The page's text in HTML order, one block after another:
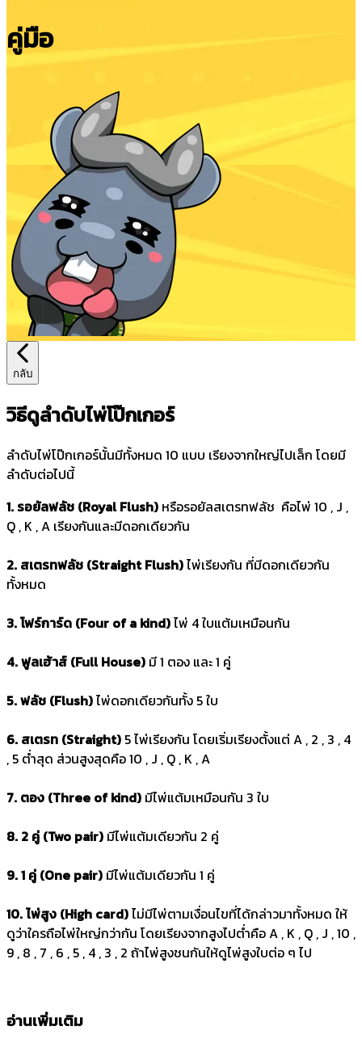
คู่มือ
กลับ
วิธีดูลำดับไพ่โป๊กเกอร์
ลำดับไพ่โป๊กเกอร์นั้นมีทั้งหมด 10 แบบ เรียงจากใหญ่ไปเล็ก โดยมี
ลำดับต่อไปนี้
1. รอยัลฟลัช (Royal Flush) หรือรอยัลสเตรทฟลัช คือไพ่ 10 , J ,
Q , K , A เรียงกันและมีดอกเดียวกัน
2. สเตรทฟลัช (Straight Flush)ไพ่เรียงกัน ที่มีดอกเดียวกัน
ทั้งหมด
3. โฟร์การ์ด (Four of a kind)ไพ่ 4 ใบแต้มเหมือนกัน
4. ฟูลเฮ้าส์ (Full House) มี 1 ตอง และ 1 คู่
5. ฟลัช (Flush)ไพ่ดอกเดียวกันทั้ง 5 ใบ
6. สเตรท (Straight) 5 ไพ่เรียงกัน โดยเริ่มเรียงตั้งแต่ A , 2 , 3 , 4
, 5 ต่ำสุด ส่วนสูงสุดคือ 10 , J , Q , K , A
7. ตอง (Three of kind) มีไพ่แต้มเหมือนกัน 3 ใบ
8. 2 คู่ (Two pair) มีไพ่แต้มเดียวกัน 2 คู่
9. 1 คู่ (One pair) มีไพ่แต้มเดียวกัน 1 คู่
10. ไพ่สูง (High card)ไม่มีไพ่ตามเงื่อนไขที่ได้กล่าวมาทั้งหมด ให้
ดูว่าใครถือไพ่ใหญ่กว่ากัน โดยเรียงจากสูงไปต่ำคือ A , K , Q , J , 10 ,
9 , 8 , 7 , 6 , 5 , 4 , 3 , 2 ถ้าไพ่สูงชนกันให้ดูไพ่สูงใบต่อ ๆ ไป
อ่านเพิ่มเติม